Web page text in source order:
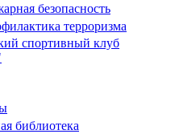
безопасность
терроризма
спортивный клуб
библиотека